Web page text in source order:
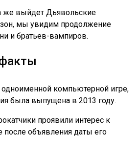
выйдет Дьявольские
мы увидим продолжение
и братьев-вампиров.
одноименной компьютерной игре,
была выпущена в 2013 году.
проявили интерес к
после объявления даты его